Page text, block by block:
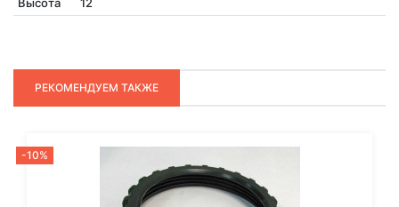
РЕКОМЕНДУЕМ ТАКЖЕ
-10%